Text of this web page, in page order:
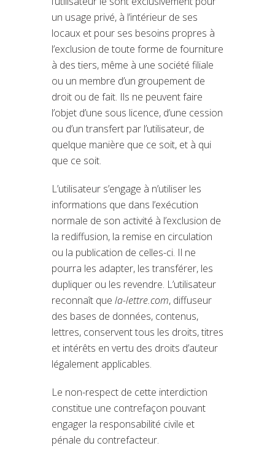
un usage privé, à l’intérieur de ses
locaux et pour ses besoins propres à
l’exclusion de toute forme de fourniture
à des tiers, même à une société filiale
ou un membre d’un groupement de
droit ou de fait. Ils ne peuvent faire
l’objet d’une sous licence, d’une cession
ou d’un transfert par l’utilisateur, de
quelque manière que ce soit, et à qui
que ce soit.
L’utilisateur s’engage à n’utiliser les
informations que dans l’exécution
normale de son activité à l’exclusion de
la rediffusion, la remise en circulation
ou la publication de celles-ci. Il ne
pourra les adapter, les transférer, les
dupliquer ou les revendre. L’utilisateur
reconnaît que la-lettre.com, diffuseur
des bases de données, contenus,
lettres, conservent tous les droits, titres
et intérêts en vertu des droits d’auteur
légalement applicables.
Le non-respect de cette interdiction
constitue une contrefaçon pouvant
engager la responsabilité civile et
pénale du contrefacteur.